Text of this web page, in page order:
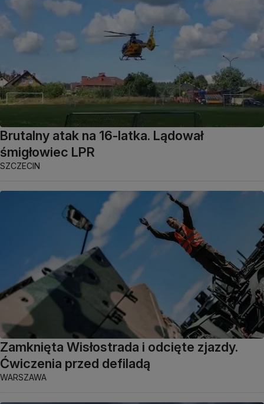
Brutalny atak na 16-latka. Lądował
śmigłowiec LPR
SZCZECIN
Zamknięta Wisłostrada i odcięte zjazdy.
Ćwiczenia przed defiladą
WARSZAWA